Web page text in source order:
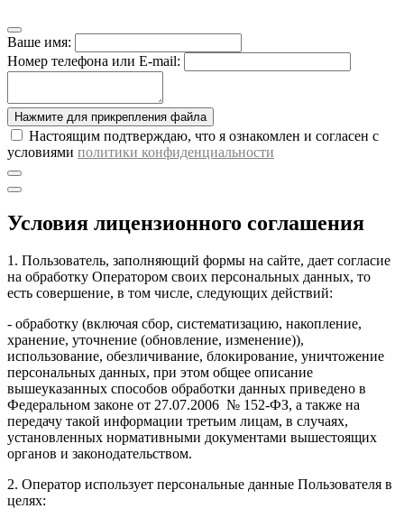
Ваше имя:
Номер телефона или E-mail:
Нажмите для прикрепления файла
Настоящим подтверждаю, что я ознакомлен и согласен с
условиями политики конфиденциальности
Условия лицензионного соглашения
1. Пользователь, заполняющий формы на сайте, дает согласие
на обработку Оператором своих персональных данных, то
есть совершение, в том числе, следующих действий:
- обработку (включая сбор, систематизацию, накопление,
хранение, уточнение (обновление, изменение)),
использование, обезличивание, блокирование, уничтожение
персональных данных, при этом общее описание
вышеуказанных способов обработки данных приведено в
Федеральном законе от 27.07.2006 № 152-ФЗ, а также на
передачу такой информации третьим лицам, в случаях,
установленных нормативными документами вышестоящих
органов и законодательством.
2. Оператор использует персональные данные Пользователя в
целях: